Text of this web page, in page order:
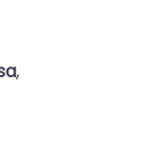
,